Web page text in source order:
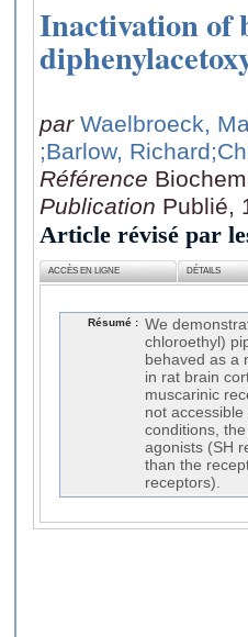
Inactivation of
par Waelbroeck,
;Barlow, Richard
Référence
Publication Publié,
Article révisé par
ACCÈS EN LIGNE DÉTAILS
Résumé : We
chloroethyl)
behaved as a
in rat brain
muscarinic
not
conditions,
agonists (SH
than the
receptors).